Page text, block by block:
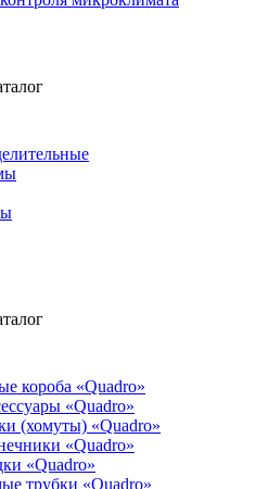
короба «Quadro»
«Quadro»
(хомуты) «Quadro»
«Quadro»
«Quadro»
трубки «Quadro»